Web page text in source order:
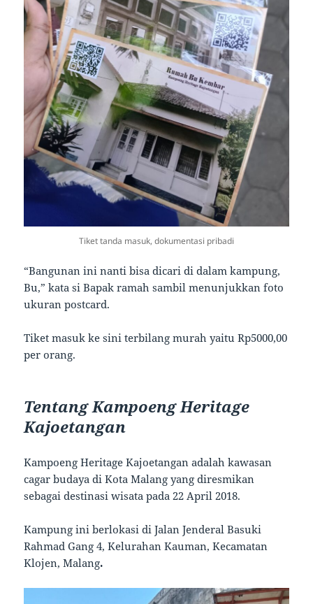
Tiket tanda masuk, dokumentasi pribadi
“Bangunan ini nanti bisa dicari di dalam kampung,
Bu,” kata si Bapak ramah sambil menunjukkan foto
ukuran postcard.
Tiket masuk ke sini terbilang murah yaitu Rp5000,00
per orang.
Tentang Kampoeng Heritage
Kajoetangan
Kampoeng Heritage Kajoetangan adalah kawasan
cagar budaya di Kota Malang yang diresmikan
sebagai destinasi wisata pada 22 April 2018.
Kampung ini berlokasi di Jalan Jenderal Basuki
Rahmad Gang 4, Kelurahan Kauman, Kecamatan
Klojen, Malang.